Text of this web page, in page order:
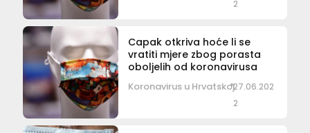
2
Capak otkriva hoće li se
vratiti mjere zbog porasta
oboljelih od koronavirusa
Koronavirus u Hrvatskoj27.06.202
2